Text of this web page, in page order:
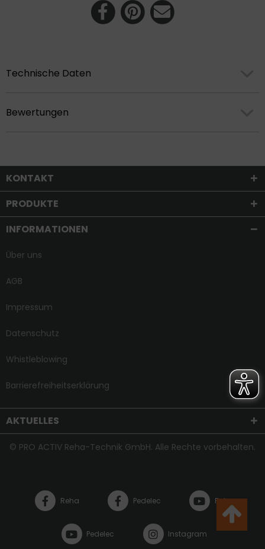
Technische Daten
Bewertungen
KONTAKT
PRODUKTE
INFORMATIONEN
Über uns
AGB
Impressum
Datenschutz
Whistleblowing
Barrierefreiheitserklärung
AKTUELLES
© PRO ACTIV Reha-Technik GmbH. Alle Rechte vorbehalten.
Reha Pedelec Reha
Pedelec Instagram